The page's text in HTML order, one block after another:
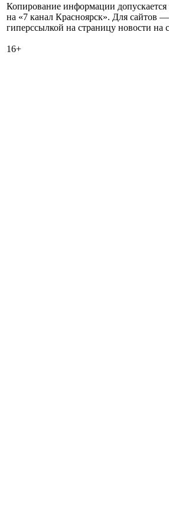
Копирование информации допускается
на «7 канал Красноярск». Для сайтов
гиперссылкой на страницу новости на
16+